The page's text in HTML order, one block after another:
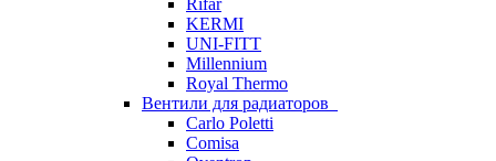
Rifar
KERMI
UNI-FITT
Millennium
Royal Thermo
Вентили для радиаторов
Carlo Poletti
Comisa